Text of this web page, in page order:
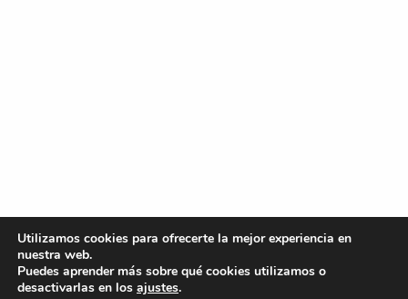
Utilizamos cookies para ofrecerte la mejor experiencia en
nuestra web.
Puedes aprender más sobre qué cookies utilizamos o
desactivarlas en los ajustes.